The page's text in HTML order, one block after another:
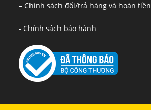
– Chính sách đổi/trả hàng và hoàn tiền
- Chính sách bảo hành